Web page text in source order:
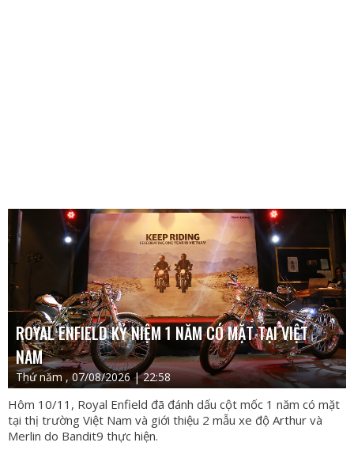
ROYAL ENFIELD KỶ NIỆM 1 NĂM CÓ MẶT TẠI VIỆT
NAM
Thứ năm , 07/08/2026 | 22:58
Hôm 10/11, Royal Enfield đã đánh dấu cột mốc 1 năm có mặt
tại thị trường Việt Nam và giới thiệu 2 mẫu xe độ Arthur và
Merlin do Bandit9 thực hiện.